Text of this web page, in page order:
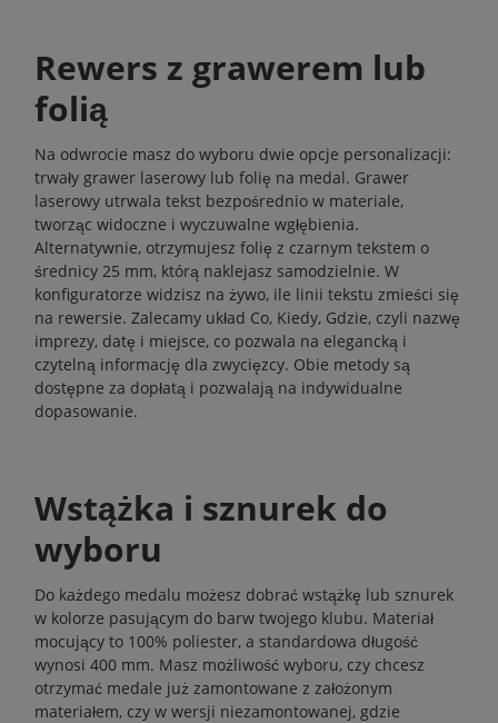
Rewers z grawerem lub
folią
Na odwrocie masz do wyboru dwie opcje personalizacji:
trwały grawer laserowy lub folię na medal. Grawer
laserowy utrwala tekst bezpośrednio w materiale,
tworząc widoczne i wyczuwalne wgłębienia.
Alternatywnie, otrzymujesz folię z czarnym tekstem o
średnicy 25 mm, którą naklejasz samodzielnie. W
konfiguratorze widzisz na żywo, ile linii tekstu zmieści się
na rewersie. Zalecamy układ Co, Kiedy, Gdzie, czyli nazwę
imprezy, datę i miejsce, co pozwala na elegancką i
czytelną informację dla zwycięzcy. Obie metody są
dostępne za dopłatą i pozwalają na indywidualne
dopasowanie.
Wstążka i sznurek do
wyboru
Do każdego medalu możesz dobrać wstążkę lub sznurek
w kolorze pasującym do barw twojego klubu. Materiał
mocujący to 100% poliester, a standardowa długość
wynosi 400 mm. Masz możliwość wyboru, czy chcesz
otrzymać medale już zamontowane z założonym
materiałem, czy w wersji niezamontowanej, gdzie